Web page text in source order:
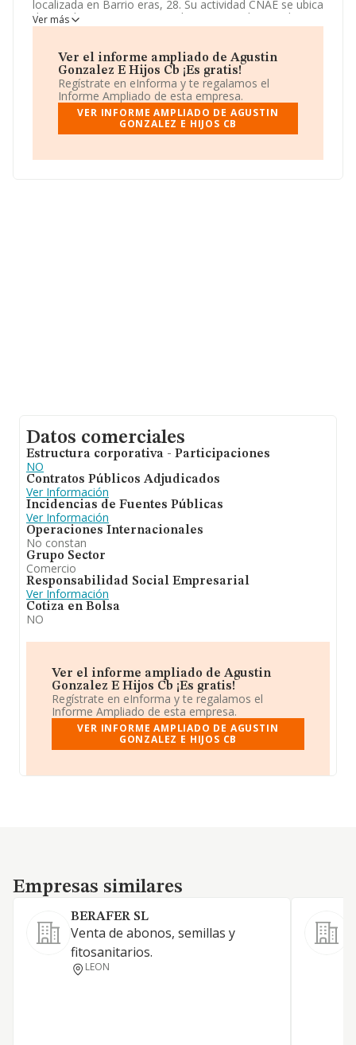
localizada en Barrio eras, 28. Su actividad CNAE se ubica
dentro de 4621 - Comercio al por mayor de cereales,
tabaco en rama, simientes y alimentos para animales.
sociedad Comunidad de bienes.
Ver más
Ver el informe ampliado de Agustin
Gonzalez E Hijos Cb ¡Es gratis!
Regístrate en eInforma y te regalamos el
Informe Ampliado de esta empresa.
VER INFORME AMPLIADO DE AGUSTIN
GONZALEZ E HIJOS CB
Datos comerciales
Estructura corporativa - Participaciones
NO
Contratos Públicos Adjudicados
Ver Información
Incidencias de Fuentes Públicas
Ver Información
Operaciones Internacionales
No constan
Grupo Sector
Comercio
Responsabilidad Social Empresarial
Ver Información
Cotiza en Bolsa
NO
Ver el informe ampliado de Agustin
Gonzalez E Hijos Cb ¡Es gratis!
Regístrate en eInforma y te regalamos el
Informe Ampliado de esta empresa.
VER INFORME AMPLIADO DE AGUSTIN
GONZALEZ E HIJOS CB
Empresas similares
Empresas similares
BERAFER SL
Venta de abonos, semillas y
fitosanitarios.
LEON